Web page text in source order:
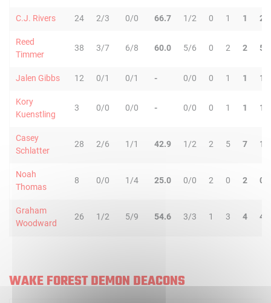
C.J. Rivers 24 2/3 0/0 66.7 1/2 0 1 1 2
Reed
Timmer
38 3/7 6/8 60.0 5/6 0 2 2 5
Jalen Gibbs 12 0/1 0/1 - 0/0 0 1 1 1
Kory
Kuenstling
3 0/0 0/0 - 0/0 0 1 1 1
Casey
Schlatter
28 2/6 1/1 42.9 1/2 2 5 7 1
Noah
Thomas
8 0/0 1/4 25.0 0/0 2 0 2 0
Graham
Woodward
26 1/2 5/9 54.6 3/3 1 3 4 4
WAKE FOREST DEMON DEACONS